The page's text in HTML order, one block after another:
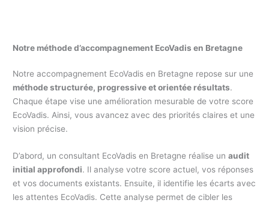
Notre méthode d’accompagnement EcoVadis en Bretagne
Notre accompagnement EcoVadis en Bretagne repose sur une
méthode structurée, progressive et orientée résultats.
Chaque étape vise une amélioration mesurable de votre score
EcoVadis. Ainsi, vous avancez avec des priorités claires et une
vision précise.
D’abord, un consultant EcoVadis en Bretagne réalise unaudit
initial approfondi. Il analyse votre score actuel, vos réponses
et vos documents existants. Ensuite, il identifie les écarts avec
les attentes EcoVadis. Cette analyse permet de cibler les